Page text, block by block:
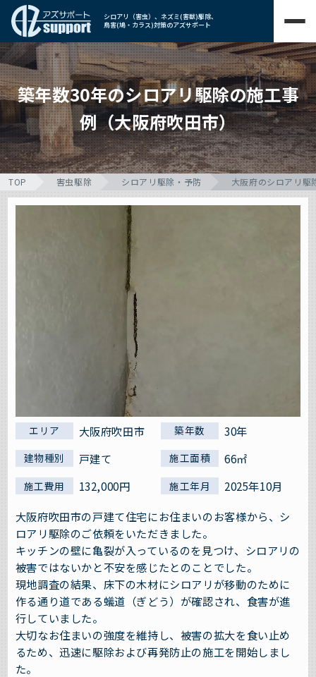
シロアリ（害虫）、ネズミ(害獣)駆除、
鳥害(鳩・カラス)対策のアズサポート
築年数30年のシロアリ駆除の施工事
例（大阪府吹田市）
TOP 害虫駆除 シロアリ駆除・予防 大阪府のシロアリ駆
エリア 大阪府吹田市 築年数 30年
建物種別 戸建て 施工面積 66㎡
施工費用 132,000円 施工年月
2025年10月
大阪府吹田市の戸建て住宅にお住まいのお客様から、シ
ロアリ駆除のご依頼をいただきました。
キッチンの壁に亀裂が入っているのを見つけ、シロアリの
被害ではないかと不安を感じたとのことでした。
現地調査の結果、床下の木材にシロアリが移動のために
作る通り道である蟻道（ぎどう）が確認され、食害が進
行していました。
大切なお住まいの強度を維持し、被害の拡大を食い止め
るため、迅速に駆除および再発防止の施工を開始しまし
た。